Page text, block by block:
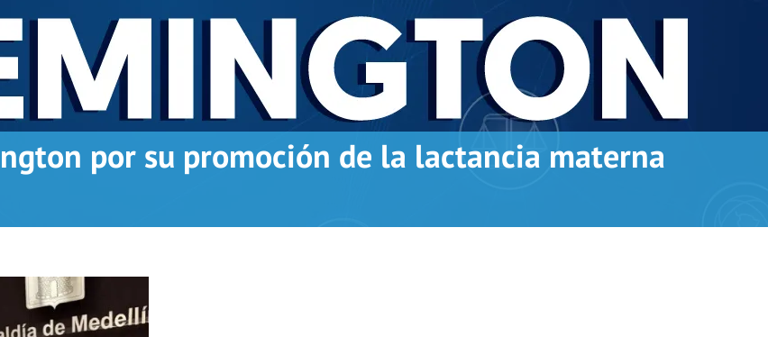
por su promoción de la lactancia materna